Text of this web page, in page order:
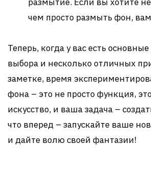
чем просто размыть фон,
Теперь, когда у вас есть
выбора и несколько отличных
заметке, время
фона – это не просто функция,
искусство, и ваша задача –
что вперед – запускайте ваше
и дайте волю своей фантазии!